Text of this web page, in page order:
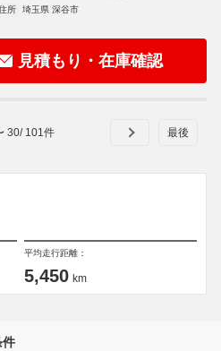
所
埼玉県 深谷市
見積もり・在庫確認
30/ 101 件
平均走行距離：
5,450 km
件